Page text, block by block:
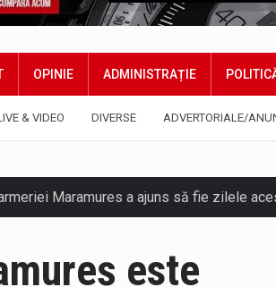
OPINIE ADMINISTRAȚIE
& VIDEO DIVERSE ADVERTORIALE/
Maramures a ajuns să fie zilele
de etnie romă pe raza municipiului.
este